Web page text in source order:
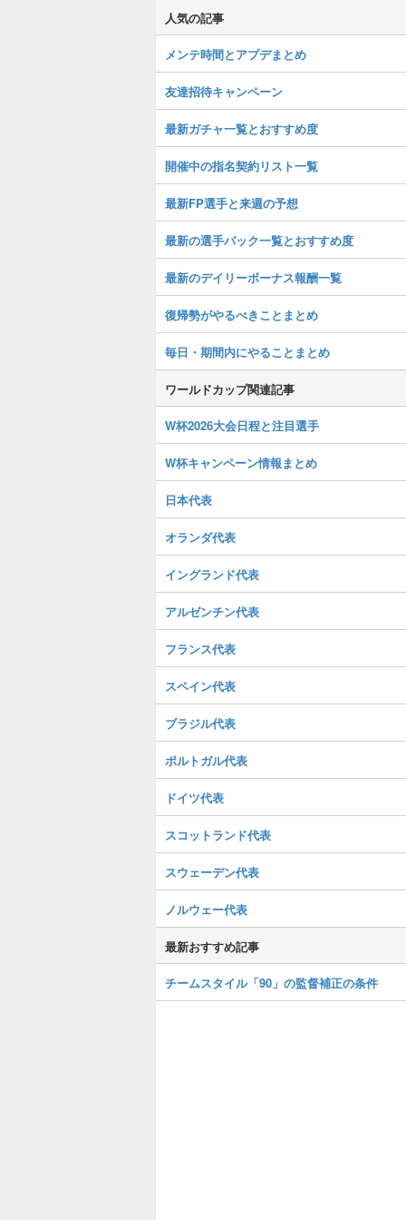
人気の記事
メンテ時間とアプデまとめ
友達招待キャンペーン
最新ガチャ一覧とおすすめ度
開催中の指名契約リスト一覧
最新FP選手と来週の予想
最新の選手パック一覧とおすすめ度
最新のデイリーボーナス報酬一覧
復帰勢がやるべきことまとめ
毎日・期間内にやることまとめ
ワールドカップ関連記事
W杯2026大会日程と注目選手
W杯キャンペーン情報まとめ
日本代表
オランダ代表
イングランド代表
アルゼンチン代表
フランス代表
スペイン代表
ブラジル代表
ポルトガル代表
ドイツ代表
スコットランド代表
スウェーデン代表
ノルウェー代表
最新おすすめ記事
チームスタイル「90」の監督補正の条件